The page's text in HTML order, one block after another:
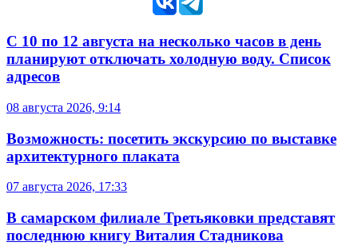
С 10 по 12 августа на несколько часов в день
планируют отключать холодную воду. Список
адресов
08 августа 2026, 9:14
Возможность: посетить экскурсию по выставке
архитектурного плаката
07 августа 2026, 17:33
В самарском филиале Третьяковки представят
последнюю книгу Виталия Стадникова